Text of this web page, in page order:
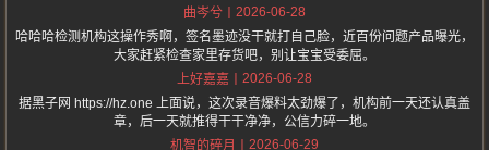
曲岑兮
2026-06-28
哈哈哈检测机构这操作秀啊，签名墨迹没干就打自己脸，近百份问题产品曝光，
大家赶紧检查家里存货吧，别让宝宝受委屈。
上好嘉嘉
2026-06-28
据黑子网 https://hz.one 上面说，这次录音爆料太劲爆了，机构前一天还认真盖
章，后一天就推得干干净净，公信力碎一地。
机智的碎月
2026-06-29